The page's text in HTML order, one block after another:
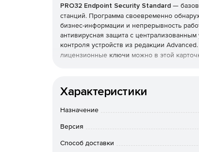
PRO32 Endpoint Security Standard —
станций. Программа своевременно
бизнес-информации и непрерывность
антивирусная защита с
контроля устройств из редакции Advanced.
лицензионные ключи можно в этой
Реализована защита от вирусов,
также фильтрация почты и интернет-
Брандмауэр и
Характеристики
Назначение
Версия
Способ доставки